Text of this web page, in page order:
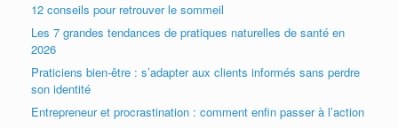
12 conseils pour retrouver le sommeil
Les 7 grandes tendances de pratiques naturelles de santé en
2026
Praticiens bien-être : s’adapter aux clients informés sans perdre
son identité
Entrepreneur et procrastination : comment enfin passer à l’action